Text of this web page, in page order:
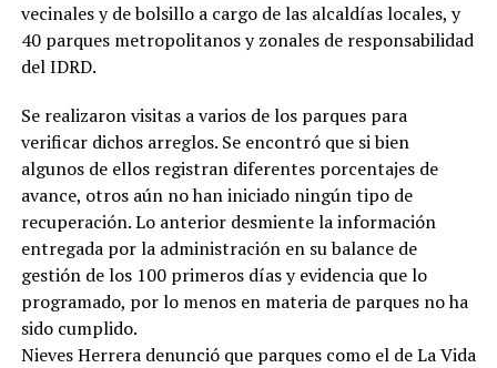
vecinales y de bolsillo a cargo de las alcaldías locales, y
40 parques metropolitanos y zonales de responsabilidad
del IDRD.
Se realizaron visitas a varios de los parques para
verificar dichos arreglos. Se encontró que si bien
algunos de ellos registran diferentes porcentajes de
avance, otros aún no han iniciado ningún tipo de
recuperación. Lo anterior desmiente la información
entregada por la administración en su balance de
gestión de los 100 primeros días y evidencia que lo
programado, por lo menos en materia de parques no ha
sido cumplido.
Nieves Herrera denunció que parques como el de La Vida